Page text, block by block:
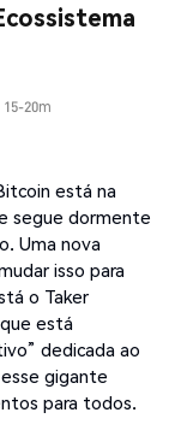
15-20m
está na
segue dormente
Uma nova
isso para
o Taker
está
dedicada ao
gigante
para todos.